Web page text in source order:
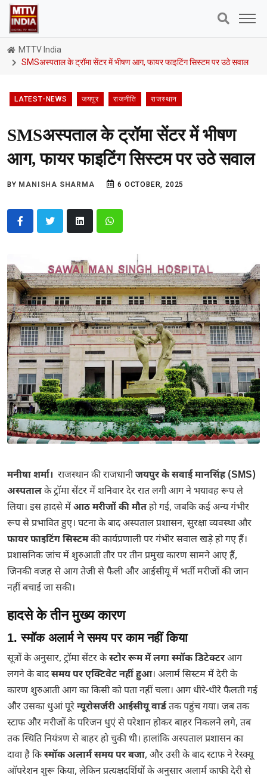
MTTV India
SMSअस्पताल के ट्रॉमा सेंटर में भीषण आग, फायर फाइटिंग सिस्टम पर उठे सवाल
LATEST-NEWS जयपुर राजनीति राजस्थान
SMSअस्पताल के ट्रॉमा सेंटर में भीषण
आग, फायर फाइटिंग सिस्टम पर उठे सवाल
BY MANISHA SHARMA 6 OCTOBER, 2025
मनीषा शर्मा। राजस्थान की राजधानीजयपुर के सवाई मानसिंह (SMS)
अस्पतालके ट्रॉमा सेंटर में शनिवार देर रात लगी आग ने भयावह रूप ले
लिया। इस हादसे मेंआठ मरीजों की मौतहो गई, जबकि कई अन्य गंभीर
रूप से प्रभावित हुए। घटना के बाद अस्पताल प्रशासन, सुरक्षा व्यवस्था और
फायर फाइटिंग सिस्टमकी कार्यप्रणाली पर गंभीर सवाल खड़े हो गए हैं।
प्रशासनिक जांच में शुरुआती तौर पर तीन प्रमुख कारण सामने आए हैं,
जिनकी वजह से आग तेजी से फैली और आईसीयू में भर्ती मरीजों की जान
नहीं बचाई जा सकी।
हादसे के तीन मुख्य कारण
1. स्मॉक अलार्म ने समय पर काम नहीं किया
सूत्रों के अनुसार, ट्रॉमा सेंटर केस्टोर रूम में लगा स्मॉक डिटेक्टरआग
लगने के बादसमय पर एक्टिवेट नहीं हुआ। अलार्म सिस्टम में देरी के
कारण शुरुआती आग का किसी को पता नहीं चला। आग धीरे-धीरे फैलती गई
और उसका धुआं पूरेन्यूरोसर्जरी आईसीयू वार्डतक पहुंच गया। जब तक
स्टाफ और मरीजों के परिजन धुएं से परेशान होकर बाहर निकलने लगे, तब
तक स्थिति नियंत्रण से बाहर हो चुकी थी। हालांकि अस्पताल प्रशासन का
दावा है किस्मॉक अलार्म समय पर बजा, और उसी के बाद स्टाफ ने रेस्क्यू
ऑपरेशन शुरू किया, लेकिन प्रत्यक्षदर्शियों के अनुसार अलार्म काफी देरी से